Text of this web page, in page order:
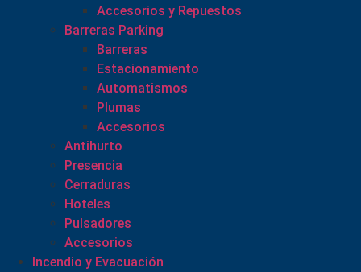
Accesorios y Repuestos
Barreras Parking
Barreras
Estacionamiento
Automatismos
Plumas
Accesorios
Antihurto
Presencia
Cerraduras
Hoteles
Pulsadores
Accesorios
Incendio y Evacuación